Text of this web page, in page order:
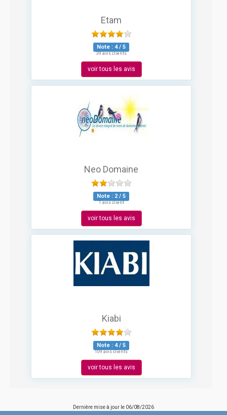
Etam
Note : 4/ 5
39 avis clients
voir tous les avis
Neo Domaine
Note : 2 / 5
1 avis client
voir tous les avis
Kiabi
Note : 4/ 5
109 avis clients
voir tous les avis
Dernière mise à jour le 06/08/2026